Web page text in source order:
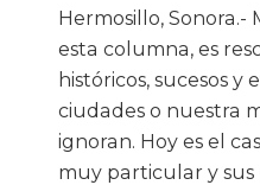
Hermosillo, Sonora.-
esta columna, es
históricos, sucesos
ciudades o nuestra
ignoran. Hoy es el
muy particular y sus